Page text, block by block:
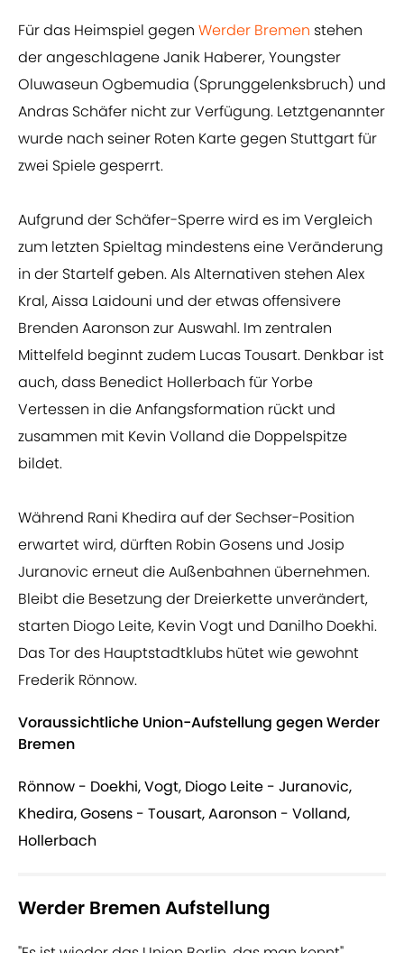
Für das Heimspiel gegen Werder Bremen stehen
der angeschlagene Janik Haberer, Youngster
Oluwaseun Ogbemudia (Sprunggelenksbruch) und
Andras Schäfer nicht zur Verfügung. Letztgenannter
wurde nach seiner Roten Karte gegen Stuttgart für
zwei Spiele gesperrt.
Aufgrund der Schäfer-Sperre wird es im Vergleich
zum letzten Spieltag mindestens eine Veränderung
in der Startelf geben. Als Alternativen stehen Alex
Kral, Aissa Laidouni und der etwas offensivere
Brenden Aaronson zur Auswahl. Im zentralen
Mittelfeld beginnt zudem Lucas Tousart. Denkbar ist
auch, dass Benedict Hollerbach für Yorbe
Vertessen in die Anfangsformation rückt und
zusammen mit Kevin Volland die Doppelspitze
bildet.
Während Rani Khedira auf der Sechser-Position
erwartet wird, dürften Robin Gosens und Josip
Juranovic erneut die Außenbahnen übernehmen.
Bleibt die Besetzung der Dreierkette unverändert,
starten Diogo Leite, Kevin Vogt und Danilho Doekhi.
Das Tor des Hauptstadtklubs hütet wie gewohnt
Frederik Rönnow.
Voraussichtliche Union-Aufstellung gegen Werder
Bremen
Rönnow - Doekhi, Vogt, Diogo Leite - Juranovic,
Khedira, Gosens - Tousart, Aaronson - Volland,
Hollerbach
Werder Bremen Aufstellung